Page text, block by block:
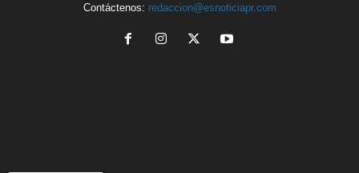
Contáctenos: redaccion@esnoticiapr.com